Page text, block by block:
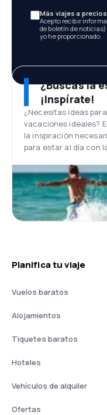
Más viajes a
Acepto recibir
de boletín de
yo he proporcionado.
¿Buscas la
¡Inspírate!
¿Necesitas ideas
vacaciones ideales?
la inspiración
para estar al día con
Planifica tu viaje
Vuelos baratos
Alojamientos
Tiquetes baratos
Hoteles
Vehículos de alquiler
Ofertas